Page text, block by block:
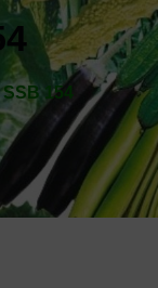
SSB 154